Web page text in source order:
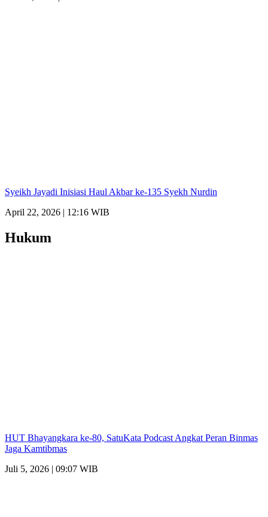
Syeikh Jayadi Inisiasi Haul Akbar ke-135 Syekh Nurdin
April 22, 2026 | 12:16 WIB
Hukum
HUT Bhayangkara ke-80, SatuKata Podcast Angkat Peran Binmas
Jaga Kamtibmas
Juli 5, 2026 | 09:07 WIB